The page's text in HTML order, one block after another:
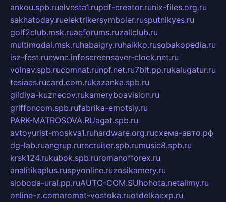
ankou.spb.rualvesta1.rupdf-creator.runix-files.org.ru
sakhatoday.ruelektrikersymboler.rusputnikyes.ru
golf2club.msk.ruaeforums.ruzallclub.ru
multimodal.msk.ruhabaigry.ruhaikko.rusobakopedia.ru
isz-fest.ruewnc.infoscreensaver-clock.net.ru
volnav.spb.rucomnat.runpf.net.ru7bit.pp.rukalugatur.ru
tesiaes.rucard.com.rukazanka.spb.ru
gildiya-kuznecov.rukameryboavision.ru
griffoncom.spb.rufabrika-emotsiy.ru
PARK-MATROSOVA.RUagat.spb.ru
avtoyurist-moskva1.ruhardware.org.ruсхема-авто.рф
dg-lab.ruangrup.rurecruiter.spb.rumusic8.spb.ru
krsk124.rukubok.spb.ruromanofforex.ru
analitikaplus.ruspyonline.ruzosikamery.ru
sloboda-ural.pp.ruAUTO-COM.SUhohota.netalimy.ru
online-z.comaromat-vostoka.ruotdelkaexp.ru